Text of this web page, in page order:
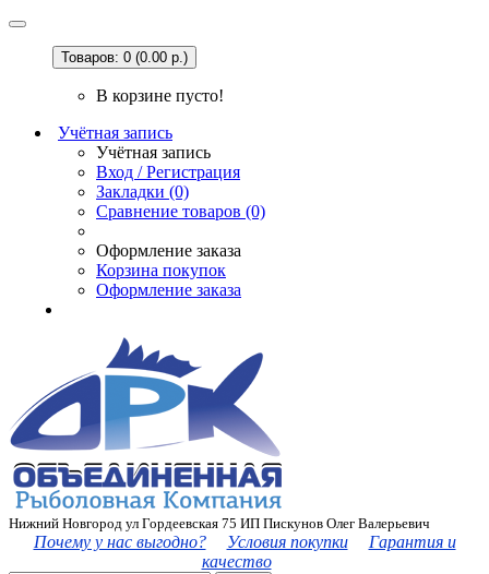
Товаров: 0 (0.00 р.)
В корзине пусто!
Учётная запись
Учётная запись
Вход / Регистрация
Закладки (0)
Сравнение товаров (0)
Оформление заказа
Корзина покупок
Оформление заказа
Нижний Новгород ул Гордеевская 75 ИП Пискунов Олег Валерьевич
Почему у нас выгодно? Условия покупки
Гарантия и
качество